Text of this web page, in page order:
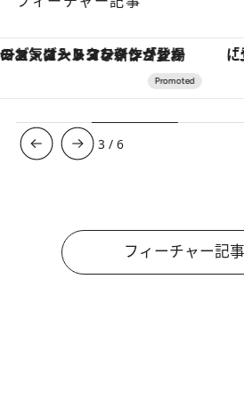
「土佐和ハーブかき氷」がOMO7高知に登場！生姜、山椒、大葉など目に
3 /6
フィーチャー記